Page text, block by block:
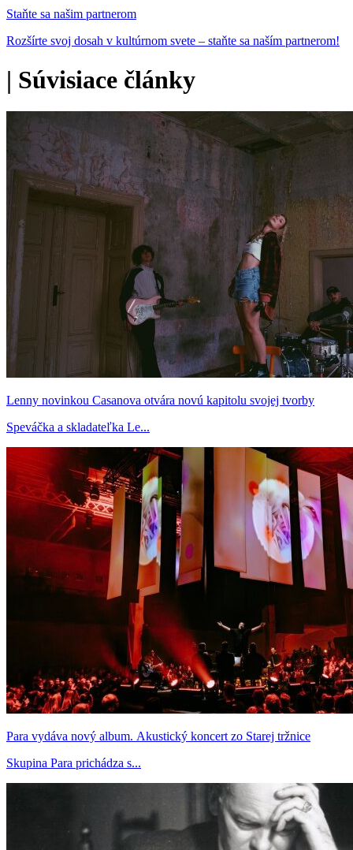
Staňte sa našim partnerom
Rozšírte svoj dosah v kultúrnom svete – staňte sa naším partnerom!
| Súvisiace články
Lenny novinkou Casanova otvára novú kapitolu svojej tvorby
Speváčka a skladateľka Le...
Para vydáva nový album. Akustický koncert zo Starej tržnice
Skupina Para prichádza s...